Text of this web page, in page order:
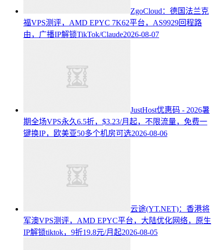
ZgoCloud：德国法兰克
福VPS测评，AMD EPYC 7K62平台，AS9929回程路
由，广播IP解锁TikTok/Claude2026-08-07
JustHost优惠码 - 2026暑
期全场VPS永久6.5折，$3.23/月起，不限流量，免费一
键换IP，欧美亚50多个机房可选2026-08-06
云途(YT.NET)：香港将
军澳VPS测评，AMD EPYC平台，大陆优化网络，原生
IP解锁tiktok，9折19.8元/月起2026-08-05